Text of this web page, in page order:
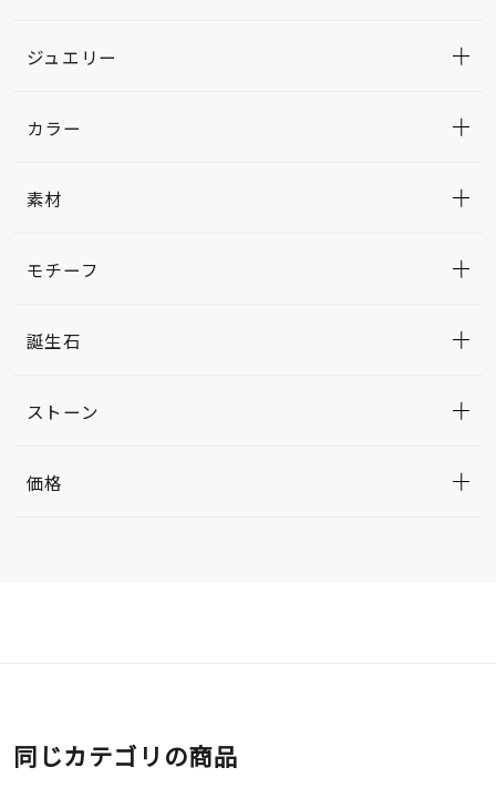
ジュエリー
カラー
素材
モチーフ
誕生石
ストーン
価格
同じカテゴリの商品